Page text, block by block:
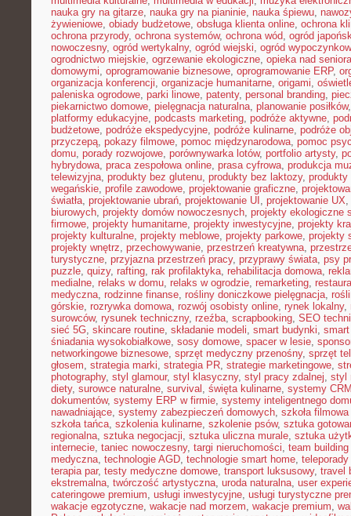
nauka gry na gitarze, nauka gry na pianinie, nauka śpiewu,
żywieniowe, obiady budżetowe, obsługa klienta online, ochrona
ochrona przyrody, ochrona systemów, ochrona wód, ogród
nowoczesny, ogród wertykalny, ogród wiejski, ogród
ogrodnictwo miejskie, ogrzewanie ekologiczne, opieka nad
domowymi, oprogramowanie biznesowe, oprogramowanie ERP,
organizacja konferencji, organizacje humanitarne, origami,
paleniska ogrodowe, parki linowe, patenty, personal branding,
piekarnictwo domowe, pielęgnacja naturalna, planowanie posiłków
platformy edukacyjne, podcasts marketing, podróże aktywne,
budżetowe, podróże ekspedycyjne, podróże kulinarne, podróże
przyczepą, pokazy filmowe, pomoc międzynarodowa, pomoc
domu, porady rozwojowe, porównywarka lotów, portfolio artysty,
hybrydowa, praca zespołowa online, prasa cyfrowa, produkcja
telewizyjna, produkty bez glutenu, produkty bez laktozy, produkty
wegańskie, profile zawodowe, projektowanie graficzne,
światła, projektowanie ubrań, projektowanie UI , projektowanie UX,
biurowych, projekty domów nowoczesnych, projekty ekologiczne
firmowe, projekty humanitarne, projekty inwestycyjne, projekty
projekty kulturalne, projekty meblowe, projekty parkowe, projekty
projekty wnętrz, przechowywanie, przestrzeń kreatywna,
turystyczne, przyjazna przestrzeń pracy, przyprawy świata, psy
puzzle, quizy, rafting, rak profilaktyka, rehabilitacja domowa,
medialne, relaks w domu, relaks w ogrodzie, remarketing,
medyczna, rodzinne finanse, rośliny doniczkowe pielęgnacja,
górskie, rozrywka domowa, rozwój osobisty online, rynek lokalny,
surowców, rysunek techniczny, rzeźba, scrapbooking, SEO
sieć 5G, skincare routine, składanie modeli, smart budynki,
śniadania wysokobiałkowe, sosy domowe, spacer w lesie,
networkingowe biznesowe, sprzęt medyczny przenośny, sprzęt
głosem, strategia marki, strategia PR, strategie marketingowe,
photography, styl glamour, styl klasyczny, styl pracy zdalnej, styl
diety, surowce naturalne, survival , święta kulinarne, systemy
dokumentów, systemy ERP w firmie, systemy inteligentnego
nawadniające, systemy zabezpieczeń domowych, szkoła
szkoła tańca, szkolenia kulinarne, szkolenie psów, sztuka
regionalna, sztuka negocjacji, sztuka uliczna murale, sztuka
internecie, taniec nowoczesny, targi nieruchomości, team
medyczna, technologie AGD, technologie smart home,
terapia par, testy medyczne domowe, transport luksusowy, travel
ekstremalna, twórczość artystyczna, uroda naturalna, user
cateringowe premium, usługi inwestycyjne, usługi turystyczne
wakacje egzotyczne, wakacje nad morzem, wakacje premium,